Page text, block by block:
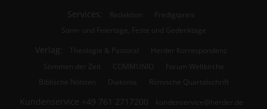
Services: Redaktion
Predigtpreis
Sonn- und Feiertage, Feste und Gedenktage
Verlag: Theologie & Pastoral
Herder Korrespondenz
Stimmen der Zeit
COMMUNIO
Forum Weltkirche
Biblische Notizen
Diakonia Römische Quartalschrift
Kundenservice +49 761 2717200
kundenservice@herder.de